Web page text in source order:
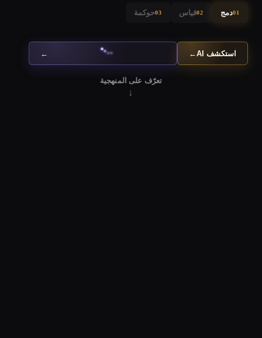
01دمج 02قياس 03حوكمة
استكشف AI ←
←
تعرّف على المنهجية
↓